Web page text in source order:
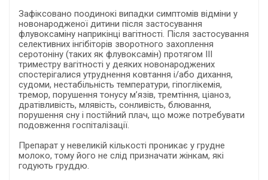
Зафіксовано поодинокі випадки симптомів відміни у
новонародженої дитини після застосування
флувоксаміну наприкінці вагітності. Після застосування
селективних інгібіторів зворотного захоплення
серотоніну (таких як флувоксамін) протягом ІІІ
триместру вагітності у деяких новонароджених
спостерігалися утруднення ковтання і/або дихання,
судоми, нестабільність температури, гіпоглікемія,
тремор, порушення тонусу м’язів, тремтіння, ціаноз,
дратівливість, млявість, сонливість, блювання,
порушення сну і постійний плач, що може потребувати
подовження госпіталізації.
Препарат у невеликій кількості проникає у грудне
молоко, тому його не слід призначати жінкам, які
годують груддю.